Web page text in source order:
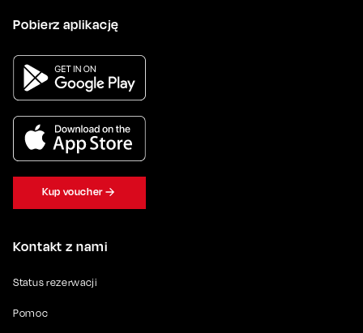
Kontakt z nami
Status rezerwacji
Pomoc
Pobierz aplikację
Kup voucher